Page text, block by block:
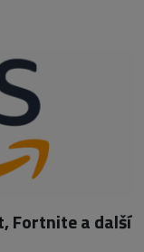
Fortnite a další